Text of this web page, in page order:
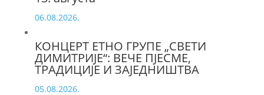
06.08.2026.
КОНЦЕРТ ЕТНО ГРУПЕ „СВЕТИ
ДИМИТРИЈЕ“: ВЕЧЕ ПЈЕСМЕ,
ТРАДИЦИЈЕ И ЗАЈЕДНИШТВА
05.08.2026.